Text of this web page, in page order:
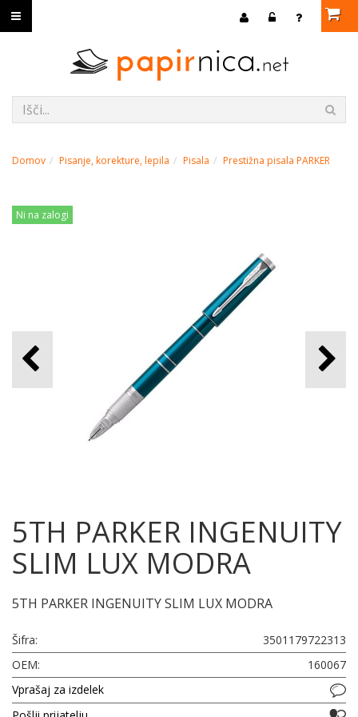
Domov Pisanje, korekture, lepila Pisala Prestižna pisala PARKER
Ni na zalogi
5TH PARKER INGENUITY
SLIM LUX MODRA
5TH PARKER INGENUITY SLIM LUX MODRA
Šifra:
3501179722313
OEM:
160067
Vprašaj za izdelek